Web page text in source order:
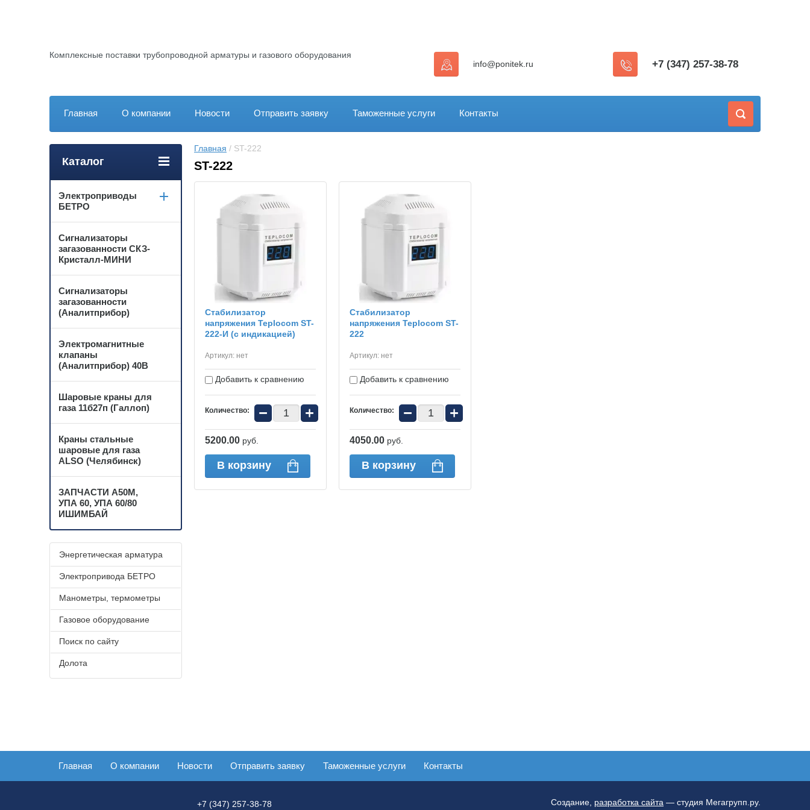
Комплексные поставки трубопроводной арматуры и газового оборудования
+7 (347) 257-38-78
info@ponitek.ru
Главная О компании Новости Отправить заявку Таможенные услуги Контакты
Главная / ST-222
ST-222
Стабилизатор
напряжения Teplocom ST-
222-И (с индикацией)
Артикул: нет
Добавить к сравнению
Количество: − +
5200.00 руб.
В корзину
Стабилизатор
напряжения Teplocom ST-
222
Артикул: нет
Добавить к сравнению
Количество: − +
4050.00 руб.
В корзину
Каталог
Электроприводы
БЕТРО
Сигнализаторы
загазованности СКЗ-
Кристалл-МИНИ
Сигнализаторы
загазованности
(Аналитприбор)
Электромагнитные
клапаны
(Аналитприбор) 40В
Шаровые краны для
газа 11б27п (Галлоп)
Краны стальные
шаровые для газа
ALSO (Челябинск)
ЗАПЧАСТИ А50М,
УПА 60, УПА 60/80
ИШИМБАЙ
Энергетическая арматура
Электропривода БЕТРО
Манометры, термометры
Газовое оборудование
Поиск по сайту
Долота
Главная О компании Новости Отправить заявку Таможенные услуги Контакты
+7 (347) 257-38-78
Создание, разработка сайта — студия Мегагрупп.ру.